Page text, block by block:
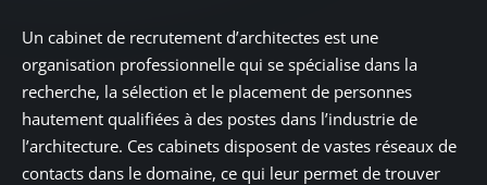
Un cabinet de recrutement d’architectes est une
organisation professionnelle qui se spécialise dans la
recherche, la sélection et le placement de personnes
hautement qualifiées à des postes dans l’industrie de
l’architecture. Ces cabinets disposent de vastes réseaux de
contacts dans le domaine, ce qui leur permet de trouver